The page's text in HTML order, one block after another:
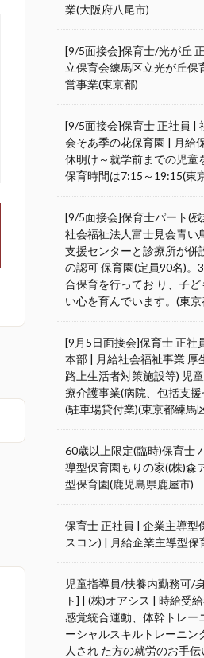
業(大阪府八尾市)
[9/5面接会]保育士/光が丘
立保育会練馬区立光が丘保
営事業(東京都)
[9/5面接会]保育士 正社員 |
会そあ季の花保育園 | 月給
休明け～就学前までの児童
保育時間は7:15～19:15(東
[9/5面接会]保育士パート(
社会福祉法人富士見会青い
支援センターと診療所が併
の認可 保育園(定員90名)。
合保育を行ってお り、子
い心を育んでいます。(東
[9月5日面接会]保育士 正社
本部 | 月給社会福祉事業 厚
路上生活者対策施設等) 児
療介護事業(病院、包括支
(駐車場貸付業)(東京都練馬
60歳以上限定(臨時)保育士
導型保育園もりの家((株)森
型保育園(鹿児島県鹿屋市)
保育士 正社員 | 企業主導型
スコン) | 月給企業主導型保
児童指導員/扶養内勤務可/
ト] | (株)オアシス | 時給受
感覚統合運動、体幹トレー
ーシャルスキルトレーニン
人され た方の就労のお手伝